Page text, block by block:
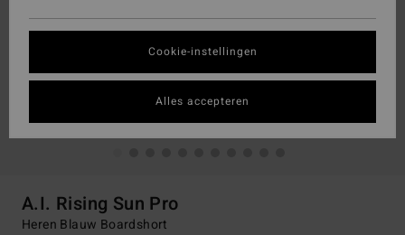
A.I. Rising Sun Pro
Heren Blauw Boardshort
Cookie-instellingen
Alles accepteren